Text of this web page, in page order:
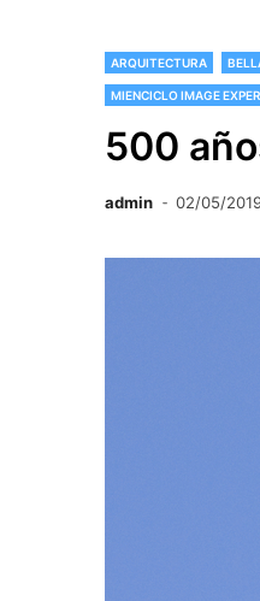
ARQUITECTURA
MIENCICLO IMAGE
500
admin 02/05/